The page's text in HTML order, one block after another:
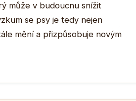
může v budoucnu snížit
se psy je tedy nejen
mění a přizpůsobuje novým